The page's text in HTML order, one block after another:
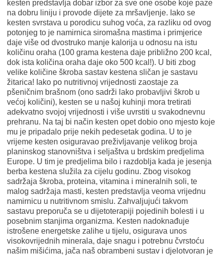
kesten predstavlja dobar izbor za sve one osobe koje paze
na dobru liniju i provode dijete za mršavljenje. Iako se
kesten svrstava u porodicu suhog voća, za razliku od ovog
potonjeg to je namirnica siromašna mastima i primjerice
daje više od dvostruko manje kalorija u odnosu na istu
količinu oraha (100 grama kestena daje približno 200 kcal,
dok ista količina oraha daje oko 500 kcal!). U biti zbog
velike količine škroba sastav kestena sličan je sastavu
žitarica! Iako po nutritivnoj vrijednosti zaostaje za
pšeničnim brašnom (ono sadrži lako probavljivi škrob u
većoj količini), kesten se u našoj kuhinji mora tretirati
adekvatno svojoj vrijednosti i više uvrstiti u svakodnevnu
prehranu. Na taj bi način kesten opet dobio ono mjesto koje
mu je pripadalo prije nekih pedesetak godina. U to je
vrijeme kesten osiguravao preživljavanje velikog broja
planinskog stanovništva i seljaštva u brdskim predjelima
Europe. U tim je predjelima bilo i razdoblja kada je jesenja
berba kestena služila za cijelu godinu. Zbog visokog
sadržaja škroba, proteina, vitamina i mineralnih soli, te
malog sadržaja masti, kesten predstavlja veoma vrijednu
namirnicu u nutritivnom smislu. Zahvaljujući takvom
sastavu preporuča se u dijetoterapiji pojedinih bolesti i u
posebnim stanjima organizma. Kesten nadoknađuje
istrošene energetske zalihe u tijelu, osigurava unos
visokovrijednih minerala, daje snagu i potrebnu čvrstoću
našim mišićima, jača naš obrambeni sustav i djelotvoran je